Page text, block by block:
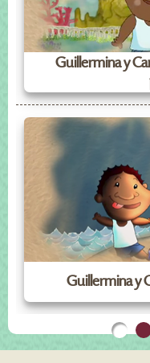
Guillermina y
Guillermina y